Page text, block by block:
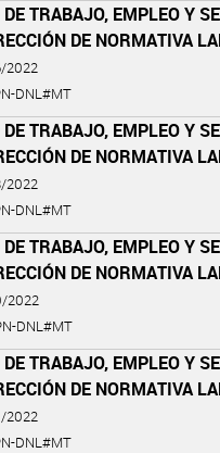
TRABAJO, EMPLEO Y
DE NORMATIVA
2022
DNL#MT
TRABAJO, EMPLEO Y
DE NORMATIVA
2022
DNL#MT
TRABAJO, EMPLEO Y
DE NORMATIVA
2022
DNL#MT
TRABAJO, EMPLEO Y
DE NORMATIVA
2022
DNL#MT